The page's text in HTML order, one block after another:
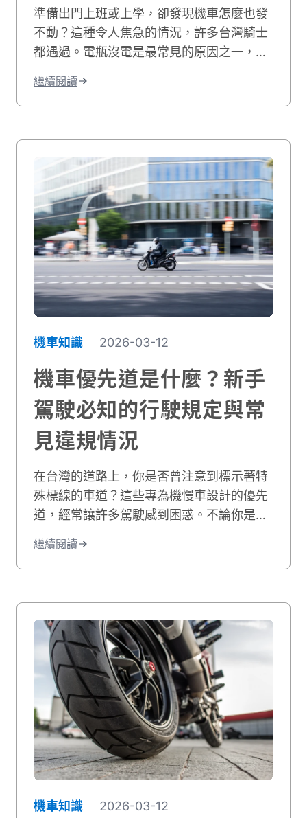
準備出門上班或上學，卻發現機車怎麼也發
不動？這種令人焦急的情況，許多台灣騎士
都遇過。電瓶沒電是最常見的原因之一，特
後。現代機車大多採用噴射引擎系統，已經
無法使用傳統的踩發桿來緊急啟動。因此，
電的實用知識。我們會教您如何判斷是否真
的是電瓶問題、需要準備哪些工具、正確的
接電操作步驟，以及如何預防電瓶提前老
化。
繼續閱讀
機車知識 2026-03-12
機車優先道是什麼？新手
駕駛必知的行駛規定與常
見違規情況
在台灣的道路上，你是否曾注意到標示著特
殊標線的車道？這些專為機慢車設計的優先
道，經常讓許多駕駛感到困惑。不論你是剛
駛，充分了解這項交通設施都是確保道路安
全的關鍵。本文將為你完整解析機車優先道
交通法規知識，成為更安全、更守法的用路
人！
繼續閱讀
機車知識 2026-03-12